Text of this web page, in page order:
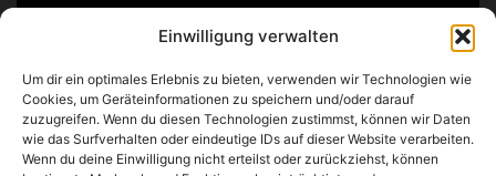
Einwilligung verwalten
Um dir ein optimales Erlebnis zu bieten, verwenden wir Technologien wie
Cookies, um Geräteinformationen zu speichern und/oder darauf
zuzugreifen. Wenn du diesen Technologien zustimmst, können wir Daten
wie das Surfverhalten oder eindeutige IDs auf dieser Website verarbeiten.
Wenn du deine Einwilligung nicht erteilst oder zurückziehst, können
ÜBER UNS
Wir probieren, analysieren und beschreiben Lebensmittel
– von exotischen Zutaten über besondere Spezialitäten bis